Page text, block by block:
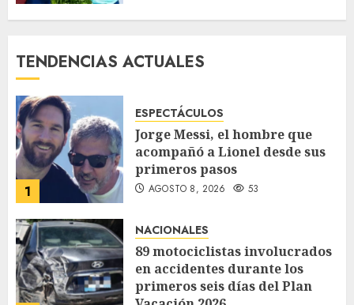
TENDENCIAS ACTUALES
1
ESPECTÁCULOS
Jorge Messi, el hombre que
acompañó a Lionel desde sus
primeros pasos
AGOSTO 8, 2026 53
NACIONALES
89 motociclistas involucrados
en accidentes durante los
primeros seis días del Plan